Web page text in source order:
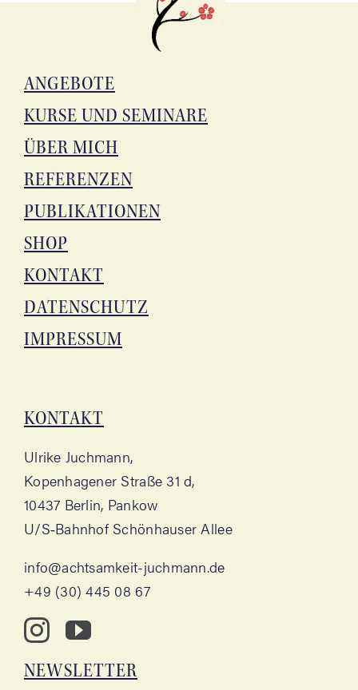
ANGE­BO­TE
KUR­SE UND SEMINARE
ÜBER MICH
REFE­REN­ZEN
PUBLI­KA­TIO­NEN
SHOP
KON­TAKT
DATEN­SCHUTZ
IMPRES­SUM
KON­TAKT
Ulri­ke Juchmann,
Kopen­ha­ge­ner Stra­ße 31 d,
10437 Ber­lin, Pankow
U/S‑Bahnhof Schön­hau­ser Allee
info@achtsamkeit-juchmann.de
+49 (30) 445 08 67
NEWS­LET­TER